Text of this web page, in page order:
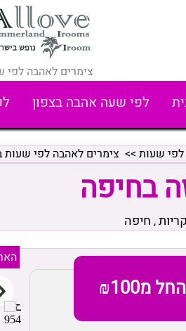
צימרים לאהבה לפי
לפי שעה אהבה בצפון
שעות >> צימרים לאהבה לפי שעות
בחיפה
, חיפה
החל מ₪100